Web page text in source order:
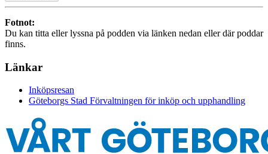
Fotnot:
Du kan titta eller lyssna på podden via länken nedan eller där poddar
finns.
Länkar
Inköpsresan
Göteborgs Stad Förvaltningen för inköp och upphandling